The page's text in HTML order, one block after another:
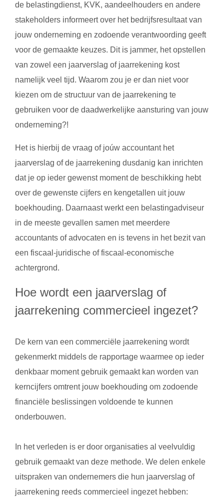
de belastingdienst, KVK, aandeelhouders en andere
stakeholders informeert over het bedrijfsresultaat van
jouw onderneming en zodoende verantwoording geeft
voor de gemaakte keuzes. Dit is jammer, het opstellen
van zowel een jaarverslag of jaarrekening kost
namelijk veel tijd. Waarom zou je er dan niet voor
kiezen om de structuur van de jaarrekening te
gebruiken voor de daadwerkelijke aansturing van jouw
onderneming?!
Het is hierbij de vraag of joúw accountant het
jaarverslag of de jaarrekening dusdanig kan inrichten
dat je op ieder gewenst moment de beschikking hebt
over de gewenste cijfers en kengetallen uit jouw
boekhouding. Daarnaast werkt een belastingadviseur
in de meeste gevallen samen met meerdere
accountants of advocaten en is tevens in het bezit van
een fiscaal-juridische of fiscaal-economische
achtergrond.
Hoe wordt een jaarverslag of
jaarrekening commercieel ingezet?
De kern van een commerciële jaarrekening wordt
gekenmerkt middels de rapportage waarmee op ieder
denkbaar moment gebruik gemaakt kan worden van
kerncijfers omtrent jouw boekhouding om zodoende
financiële beslissingen voldoende te kunnen
onderbouwen.
In het verleden is er door organisaties al veelvuldig
gebruik gemaakt van deze methode. We delen enkele
uitspraken van ondernemers die hun jaarverslag of
jaarrekening reeds commercieel ingezet hebben: